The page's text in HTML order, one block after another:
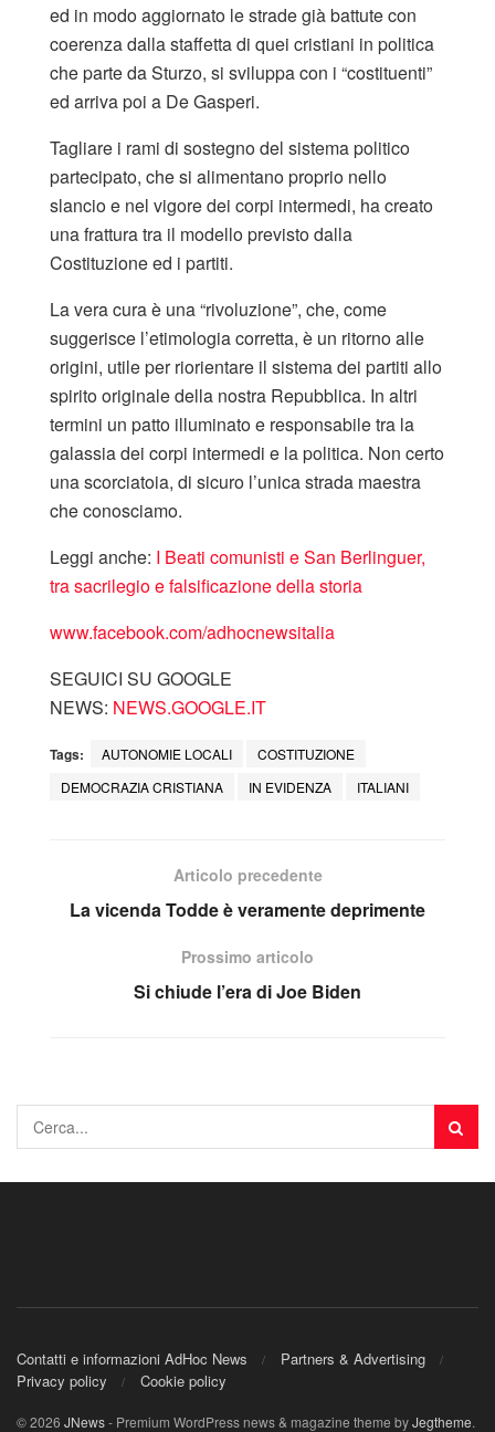
ed in modo aggiornato le strade già battute con
coerenza dalla staffetta di quei cristiani in politica
che parte da Sturzo, si sviluppa con i “costituenti”
ed arriva poi a De Gasperi.
Tagliare i rami di sostegno del sistema politico
partecipato, che si alimentano proprio nello
slancio e nel vigore dei corpi intermedi, ha creato
una frattura tra il modello previsto dalla
Costituzione ed i partiti.
La vera cura è una “rivoluzione”, che, come
suggerisce l’etimologia corretta, è un ritorno alle
origini, utile per riorientare il sistema dei partiti allo
spirito originale della nostra Repubblica. In altri
termini un patto illuminato e responsabile tra la
galassia dei corpi intermedi e la politica. Non certo
una scorciatoia, di sicuro l’unica strada maestra
che conosciamo.
Leggi anche: I Beati comunisti e San Berlinguer,
tra sacrilegio e falsificazione della storia
www.facebook.com/adhocnewsitalia
SEGUICI SU GOOGLE
NEWS: NEWS.GOOGLE.IT
Tags: AUTONOMIE LOCALI
COSTITUZIONE
DEMOCRAZIA CRISTIANA
IN EVIDENZA ITALIANI
Articolo precedente
La vicenda Todde è veramente deprimente
Prossimo articolo
Si chiude l’era di Joe Biden
Contatti e informazioni AdHoc News
Partners & Advertising
Privacy policy
Cookie policy
© 2026 JNews- Premium WordPress news & magazine theme byJegtheme.